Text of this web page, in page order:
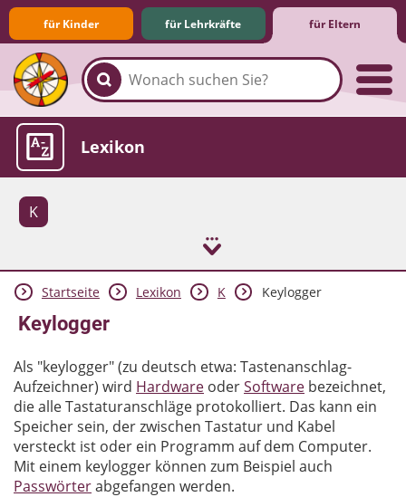
für Kinder für Lehrkräfte für Eltern
Familie & Medien
Spieletipps & Lernsoftware
Die Jüngsten im Netz
Lexikon
K
Aktuelles
Startseite Lexikon K Keylogger
Keylogger
Als "keylogger" (zu deutsch etwa: Tastenanschlag-
Aufzeichner) wird Hardware oderSoftware bezeichnet,
die alle Tastaturanschläge protokolliert. Das kann ein
Speicher sein, der zwischen Tastatur und Kabel
versteckt ist oder ein Programm auf dem Computer.
Mit einem keylogger können zum Beispiel auch
Passwörterabgefangen werden.